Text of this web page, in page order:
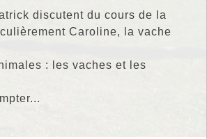
discutent du cours de la
Caroline, la vache
: les vaches et les